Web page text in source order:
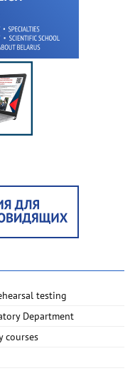
testing
Department
courses